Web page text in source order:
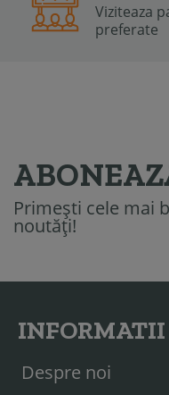
Viziteaza
preferate
Primești cele mai
noutăți!
INFORMATII
Despre noi